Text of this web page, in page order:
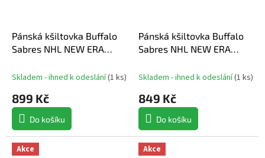
Pánská kšiltovka Buffalo
Sabres NHL NEW ERA
Skladem - ihned k odeslání(1 ks)
899 Kč
Do košíku
Pánská kšiltovka Buffalo
Sabres NHL NEW ERA
Skladem - ihned k odeslání(1 ks)
849 Kč
Do košíku
Akce Akce